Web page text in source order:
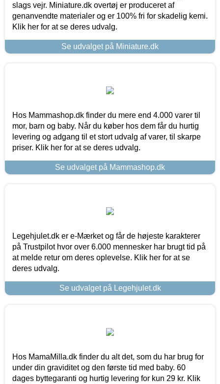
slags vejr. Miniature.dk overtøj er produceret af
genanvendte materialer og er 100% fri for skadelig kemi.
Klik her for at se deres udvalg.
Se udvalget på Miniature.dk
Hos Mammashop.dk finder du mere end 4.000 varer til
mor, barn og baby. Når du køber hos dem får du hurtig
levering og adgang til et stort udvalg af varer, til skarpe
priser. Klik her for at se deres udvalg.
Se udvalget på Mammashop.dk
Legehjulet.dk er e-Mærket og får de højeste karakterer
på Trustpilot hvor over 6.000 mennesker har brugt tid på
at melde retur om deres oplevelse. Klik her for at se
deres udvalg.
Se udvalget på Legehjulet.dk
Hos MamaMilla.dk finder du alt det, som du har brug for
under din graviditet og den første tid med baby. 60
dages byttegaranti og hurtig levering for kun 29 kr. Klik